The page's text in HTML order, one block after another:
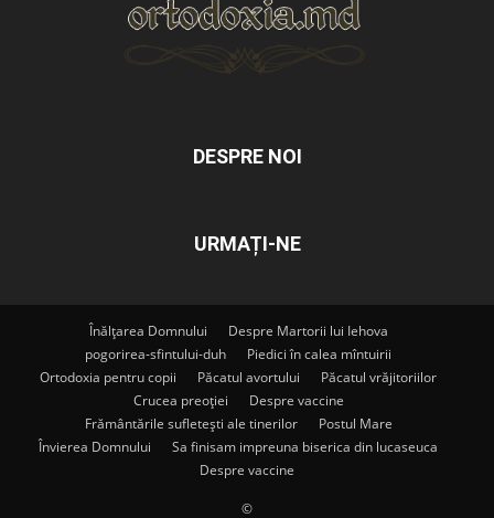
DESPRE NOI
URMAȚI-NE
Înălțarea Domnului
Despre Martorii lui Iehova
pogorirea-sfintului-duh
Piedici în calea mîntuirii
Ortodoxia pentru copii
Păcatul avortului
Păcatul vrăjitoriilor
Crucea preoției
Despre vaccine
Frământările sufletești ale tinerilor
Postul Mare
Învierea Domnului
Sa finisam impreuna biserica din lucaseuca
Despre vaccine
©